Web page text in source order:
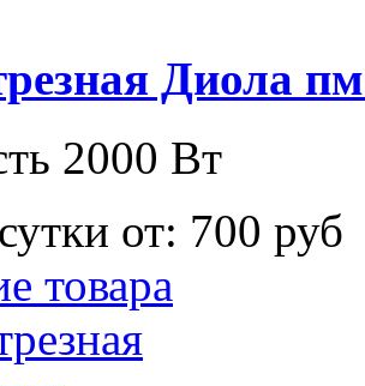
Диола
2000 Вт
от: 700 руб
товара